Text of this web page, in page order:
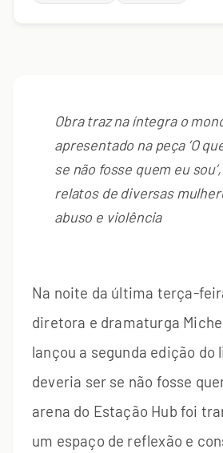
Obra traz na íntegra o
apresentado na peça ‘O
se não fosse quem eu
relatos de diversas
abuso e violência
Na noite da última terça-
diretora e dramaturga
lançou a segunda edição do
deveria ser se não fosse
arena do Estação Hub foi
um espaço de reflexão e